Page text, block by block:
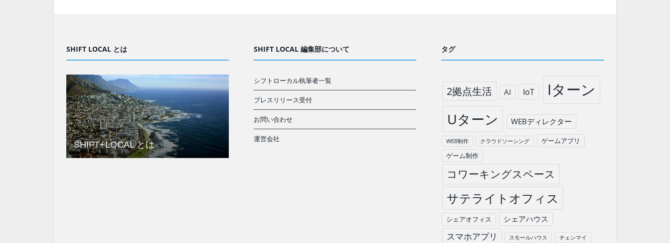
SHIFT LOCAL とは
SHIFT+LOCAL とは
SHIFT LOCAL 編集部について
シフトローカル執筆者一覧
プレスリリース受付
お問い合わせ
運営会社
タグ
2拠点生活 AI IoT Iターン
Uターン WEBディレクター
WEB制作 クラウドソーシング
ゲームアプリ
ゲーム制作
コワーキングスペース
サテライトオフィス
シェアオフィス シェアハウス
スマホアプリ スモールハウス チェンマイ